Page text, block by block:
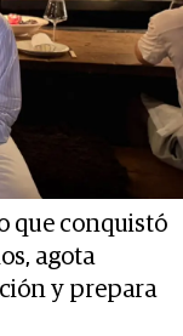
que conquistó
agota
y prepara